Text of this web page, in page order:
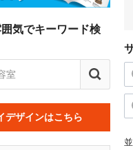
気でキーワード検
デザインはこちら